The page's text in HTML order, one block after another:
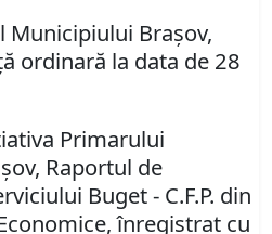
Municipiului Braşov,
ordinară la data de 28
Primarului
Raportul de
Buget - C.F.P. din
înregistrat cu